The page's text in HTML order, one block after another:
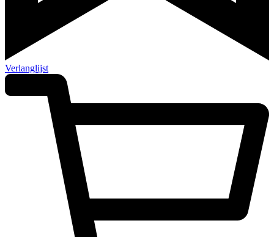
Verlanglijst